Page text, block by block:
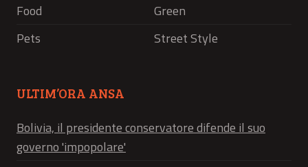
Food
Green
Pets
Street Style
ULTIM’ORA ANSA
Bolivia, il presidente conservatore difende il suo
governo 'impopolare'